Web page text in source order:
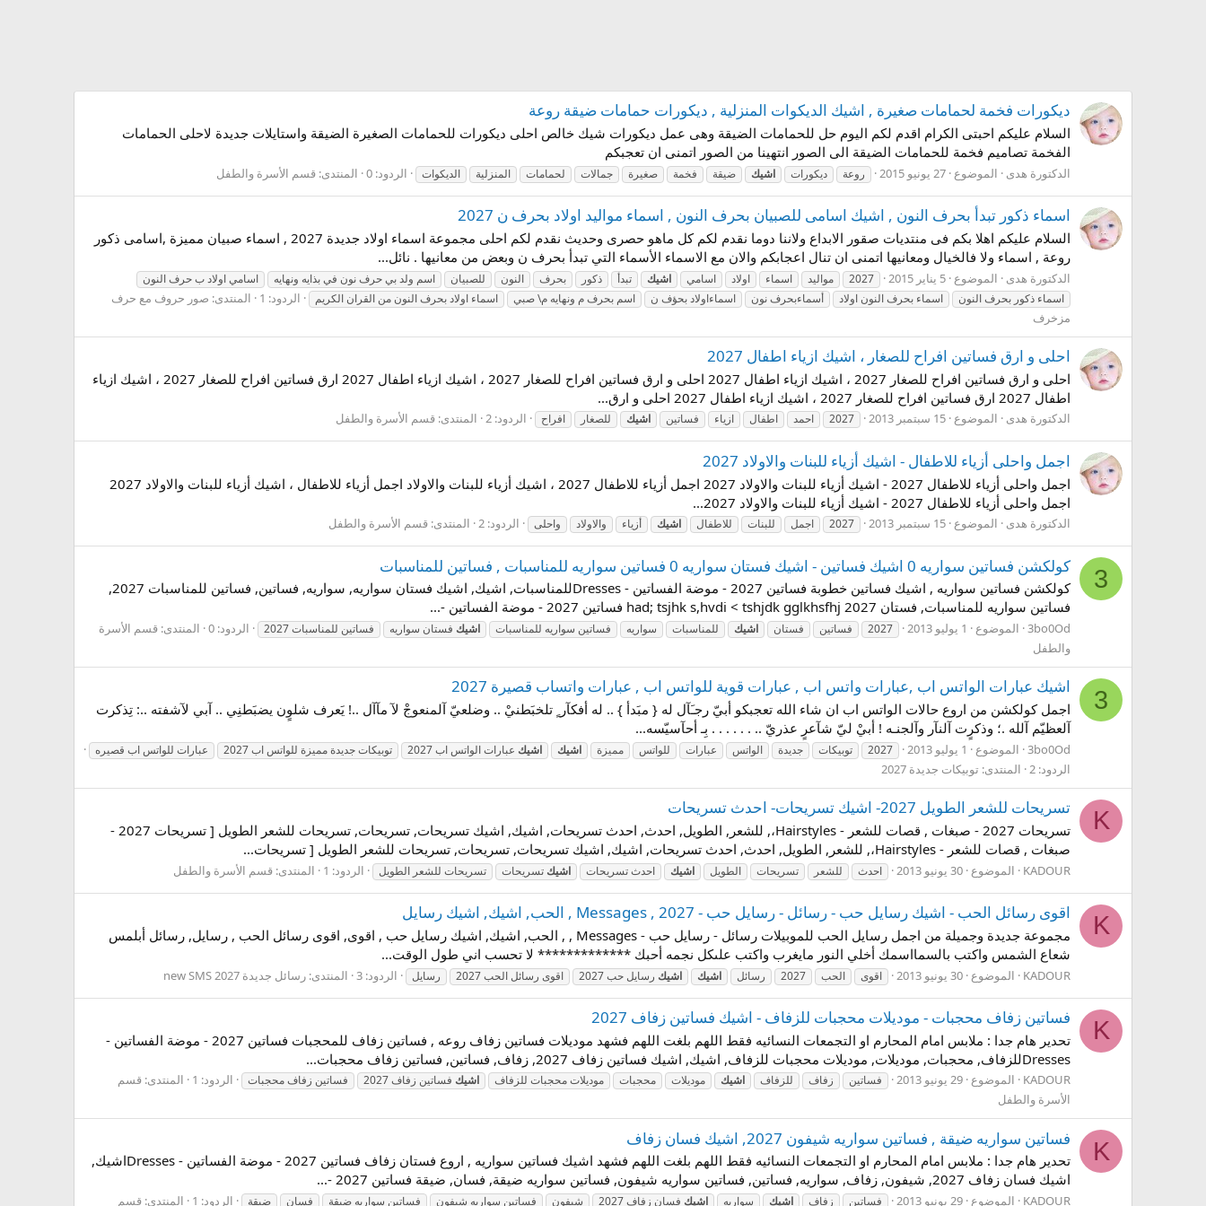
ديكورات فخمة لحمامات صغيرة , اشيك الديكوات المنزلية , ديكورات حمامات ضيقة روعة
السلام عليكم احبتى الكرام اقدم لكم اليوم حل للحمامات الضيقة وهى عمل ديكورات شيك خالص احلى ديكورات للحمامات الصغيرة الضيقة واستايلات جديدة لاحلى الحمامات
الفخمة تصاميم فخمة للحمامات الضيقة الى الصور انتهينا من الصور اتمنى ان تعجبكم
الدكتورة هدى الموضوع 27 يونيو 2015 روعة ديكورات اشيك ضيقة فخمة صغيرة جمالات لحمامات المنزلية الديكوات الردود: 0 المنتدى: قسم الأسرة والطفل
اسماء ذكور تبدأ بحرف النون , اشيك اسامى للصبيان بحرف النون , اسماء مواليد اولاد بحرف ن 2027
السلام عليكم اهلا بكم فى منتديات صقور الابداع ولاننا دوما نقدم لكم كل ماهو حصرى وحديث نقدم لكم احلى مجموعة اسماء اولاد جديدة 2027 , اسماء صبيان مميزة ,اسامى ذكور
روعة , اسماء ولا فالخيال ومعانيها اتمنى ان تنال اعجابكم والان مع الاسماء الأسماء التي تبدأ بحرف ن وبعض من معانيها . نائل...
الدكتورة هدى الموضوع 5 يناير 2015 2027 مواليد اسماء اولاد اسامي اشيك تبدأ ذكور بحرف النون للصبيان اسم ولد بي حرف نون في بذايه ونهايه
اسامي اولاد ب حرف النون
اسماء ذكور بحرف النون
اسماء بحرف النون اولاد أسماءبحرف نون اسماءاولاد بحؤف ن اسم بحرف م ونهايه م\ صبي اسماء اولاد بحرف النون من القران الكريم الردود: 1 المنتدى: صور حروف مع حرف
مزخرف
احلى و ارق فساتين افراح للصغار ، اشيك ازياء اطفال 2027
احلى و ارق فساتين افراح للصغار 2027 ، اشيك ازياء اطفال 2027 احلى و ارق فساتين افراح للصغار 2027 ، اشيك ازياء اطفال 2027 ارق فساتين افراح للصغار 2027 ، اشيك ازياء
اطفال 2027 ارق فساتين افراح للصغار 2027 ، اشيك ازياء اطفال 2027 احلى و ارق...
الدكتورة هدى الموضوع 15 سبتمبر 2013 2027 احمد اطفال ازياء فساتين اشيك للصغار افراح الردود: 2 المنتدى: قسم الأسرة والطفل
اجمل واحلى أزياء للاطفال - اشيك أزياء للبنات والاولاد 2027
اجمل واحلى أزياء للاطفال 2027 - اشيك أزياء للبنات والاولاد 2027 اجمل أزياء للاطفال 2027 ، اشيك أزياء للبنات والاولاد اجمل أزياء للاطفال ، اشيك أزياء للبنات والاولاد 2027
اجمل واحلى أزياء للاطفال 2027 - اشيك أزياء للبنات والاولاد 2027...
الدكتورة هدى الموضوع 15 سبتمبر 2013 2027 اجمل للبنات للاطفال اشيك أزياء والاولاد واحلى الردود: 2 المنتدى: قسم الأسرة والطفل
3 كولكشن فساتين سواريه 0 اشيك فساتين - اشيك فستان سواريه 0 فساتين سواريه للمناسبات , فساتين للمناسبات
كولكشن فساتين سواريه , اشيك فساتين خطوبة فساتين 2027 - موضة الفساتين - Dressesللمناسبات, اشيك, اشيك فستان سواريه, سواريه, فساتين, فساتين للمناسبات 2027,
فساتين سواريه للمناسبات, فستان had; tsjhk s,hvdi < tshjdk gglkhsfhj 2027 فساتين 2027 - موضة الفساتين -...
3bo0Od الموضوع 1 يوليو 2013 2027 فساتين فستان اشيك للمناسبات سواريه فساتين سواريه للمناسبات اشيك فستان سواريه فساتين للمناسبات 2027 الردود: 0 المنتدى: قسم الأسرة
والطفل
3 اشيك عبارات الواتس اب ,عبارات واتس اب , عبارات قوية للواتس اب , عبارات واتساب قصيرة 2027
اجمل كولكشن من اروع حالات الواتس اب ان شاء الله تعجبكو أبيّ رجـَآل له { مبَدأ } .. له أفكآر ٍ تلخبَطنيْ .. وضلعيّ آلمنعوجْ لآ مآآل ..! يَعرف شلوٍن يضبَطنِي .. آبي لآشفته ..: تِذكرت
آلعظيّم آلله .؛ وذكرٍت آلنآر وآلجنـه ! أبيْ ليّ شآعرٍ عذريّ .. . . . . . . بِـ أحآسيّسه...
3bo0Od الموضوع 1 يوليو 2013 2027 توبيكات جديدة الواتس عبارات للواتس مميزة اشيك اشيك عبارات الواتس اب 2027 توبيكات جديدة مميزة للواتس اب 2027 عبارات للواتس اب قصيره
الردود: 2 المنتدى: توبيكات جديدة 2027
K تسريحات للشعر الطويل 2027- اشيك تسريحات- احدث تسريحات
تسريحات 2027 - صبغات , قصات للشعر - Hairstyles،, للشعر, الطويل, احدث, احدث تسريحات, اشيك, اشيك تسريحات, تسريحات, تسريحات للشعر الطويل [ تسريحات 2027 -
صبغات , قصات للشعر - Hairstyles،, للشعر, الطويل, احدث, احدث تسريحات, اشيك, اشيك تسريحات, تسريحات, تسريحات للشعر الطويل [ تسريحات...
KADOUR الموضوع 30 يونيو 2013 احدث للشعر تسريحات الطويل اشيك احدث تسريحات اشيك تسريحات تسريحات للشعر الطويل الردود: 1 المنتدى: قسم الأسرة والطفل
K اقوى رسائل الحب - اشيك رسايل حب - رسائل - رسايل حب - Messages , 2027 , الحب, اشيك, اشيك رسايل
مجموعة جديدة وجميلة من اجمل رسايل الحب للموبيلات رسائل - رسايل حب - Messages , , الحب, اشيك, اشيك رسايل حب , اقوى, اقوى رسائل الحب , رسايل, رسائل أبلمس
شعاع الشمس واكتب بالسمااسمك أخلي النور مايغرب واكتب علىكل نجمه أحبك ************* لا تحسب اني طول الوقت...
KADOUR الموضوع 30 يونيو 2013 اقوى الحب 2027 رسائل اشيك اشيك رسايل حب 2027 اقوى رسائل الحب 2027 رسايل الردود: 3 المنتدى: رسائل جديدة new SMS 2027
K فساتين زفاف محجبات - موديلات محجبات للزفاف - اشيك فساتين زفاف 2027
تحدير هام جدا : ملابس امام المحارم او التجمعات النسائيه فقط اللهم بلغت اللهم فشهد موديلات فساتين زفاف روعه , فساتين زفاف للمحجبات فساتين 2027 - موضة الفساتين -
Dressesللزفاف, محجبات, موديلات, موديلات محجبات للزفاف, اشيك, اشيك فساتين زفاف 2027, زفاف, فساتين, فساتين زفاف محجبات...
KADOUR الموضوع 29 يونيو 2013 فساتين زفاف للزفاف اشيك موديلات محجبات موديلات محجبات للزفاف اشيك فساتين زفاف 2027 فساتين زفاف محجبات الردود: 1 المنتدى: قسم
الأسرة والطفل
K فساتين سواريه ضيقة , فساتين سواريه شيفون 2027, اشيك فسان زفاف
تحدير هام جدا : ملابس امام المحارم او التجمعات النسائيه فقط اللهم بلغت اللهم فشهد اشيك فساتين سواريه , اروع فستان زفاف فساتين 2027 - موضة الفساتين - Dressesاشيك,
اشيك فسان زفاف 2027, شيفون, زفاف, سواريه, فساتين, فساتين سواريه شيفون, فساتين سواريه ضيقة, فسان, ضيقة فساتين 2027 -...
KADOUR الموضوع 29 يونيو 2013 فساتين زفاف اشيك سواريه اشيك فسان زفاف 2027 شيفون فساتين سواريه شيفون فساتين سواريه ضيقة فسان ضيقة الردود: 1 المنتدى: قسم